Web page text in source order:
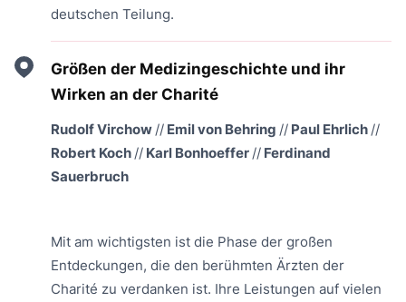
deutschen Teilung.
Größen der Medizingeschichte und ihr
Wirken an der Charité
Rudolf Virchow // Emil von Behring // Paul Ehrlich //
Robert Koch // Karl Bonhoeffer // Ferdinand
Sauerbruch
Mit am wichtigsten ist die Phase der großen
Entdeckungen, die den berühmten Ärzten der
Charité zu verdanken ist. Ihre Leistungen auf vielen